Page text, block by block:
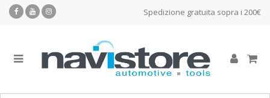
Spedizione gratuita sopra i 200€